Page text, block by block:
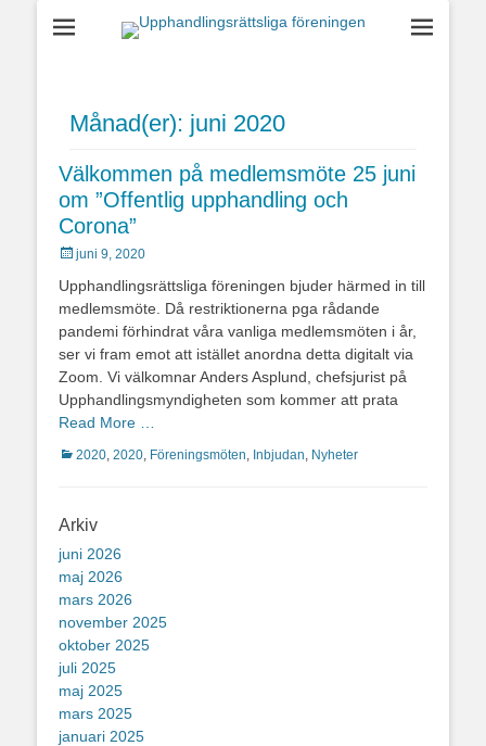
Månad(er): juni 2020
Välkommen på medlemsmöte 25 juni
om ”Offentlig upphandling och
Corona”
Postades
juni 9, 2020
Upphandlingsrättsliga föreningen bjuder härmed in till
medlemsmöte. Då restriktionerna pga rådande
pandemi förhindrat våra vanliga medlemsmöten i år,
ser vi fram emot att istället anordna detta digitalt via
Zoom. Vi välkomnar Anders Asplund, chefsjurist på
Upphandlingsmyndigheten som kommer att prata
Read More …
Kategorier
2020, 2020, Föreningsmöten, Inbjudan, Nyheter
Arkiv
juni 2026
maj 2026
mars 2026
november 2025
oktober 2025
juli 2025
maj 2025
mars 2025
januari 2025